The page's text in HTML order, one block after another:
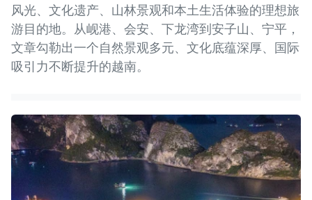
风光、文化遗产、山林景观和本土生活体验的理想旅
游目的地。从岘港、会安、下龙湾到安子山、宁平，
文章勾勒出一个自然景观多元、文化底蕴深厚、国际
吸引力不断提升的越南。